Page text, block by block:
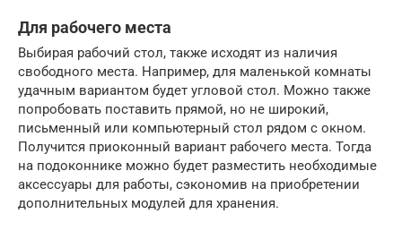
Для рабочего места
Выбирая рабочий стол, также исходят из наличия
свободного места. Например, для маленькой комнаты
удачным вариантом будет угловой стол. Можно также
попробовать поставить прямой, но не широкий,
письменный или компьютерный стол рядом с окном.
Получится приоконный вариант рабочего места. Тогда
на подоконнике можно будет разместить необходимые
аксессуары для работы, сэкономив на приобретении
дополнительных модулей для хранения.